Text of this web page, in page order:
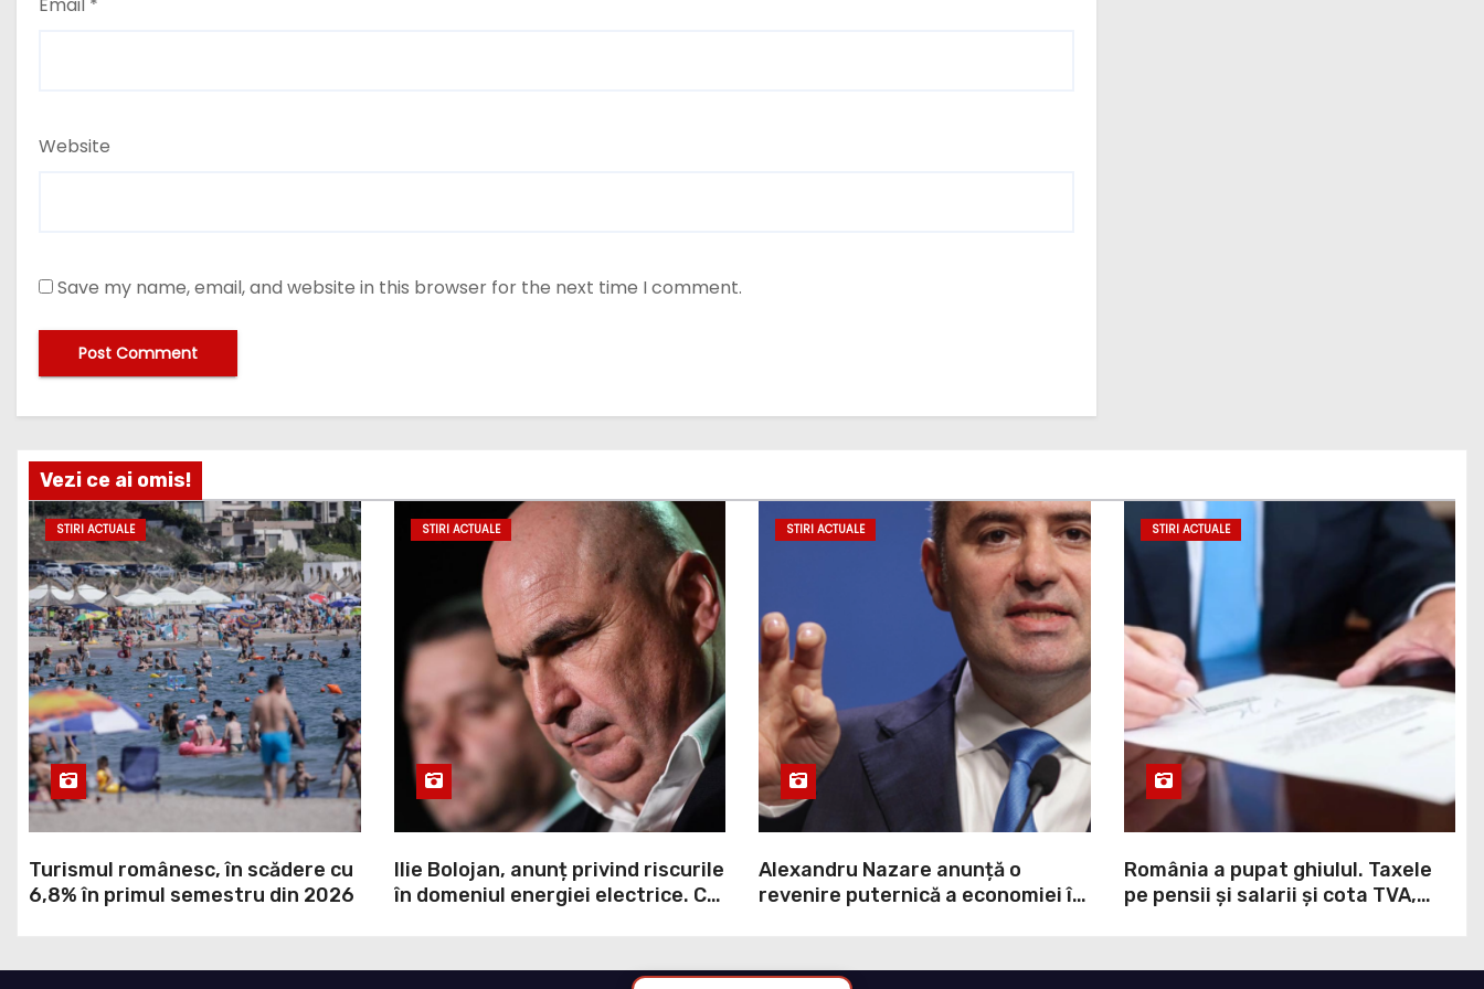
Website
Save my name, email, and website in this browser for the next time I comment.
Vezi ce ai omis!
STIRI ACTUALE
Turismul românesc, în scădere cu
6,8% în primul semestru din 2026
STIRI ACTUALE
Ilie Bolojan, anunț privind riscurile
în domeniul energiei electrice. Ce
STIRI ACTUALE
Alexandru Nazare anunță o
revenire puternică a economiei în
STIRI ACTUALE
România a pupat ghiulul. Taxele
pe pensii și salarii și cota TVA,
aprilie / DOCUMENT